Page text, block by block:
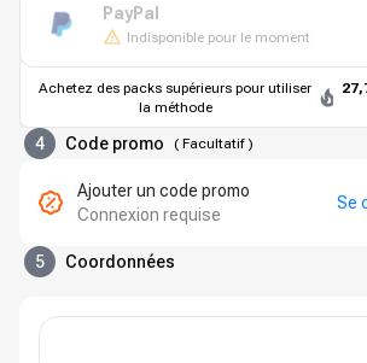
PayPal
Indisponible pour le moment
Achetez des packs supérieurs pour utiliser
la méthode
4 Code promo ( Facultatif)
Ajouter un code promo
Connexion requise
Se
5 Coordonnées